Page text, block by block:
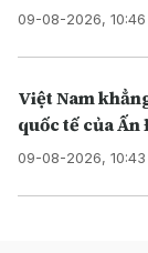
09-08-2026, 10:46
Việt Nam
quốc tế của Ấn
09-08-2026, 10:43